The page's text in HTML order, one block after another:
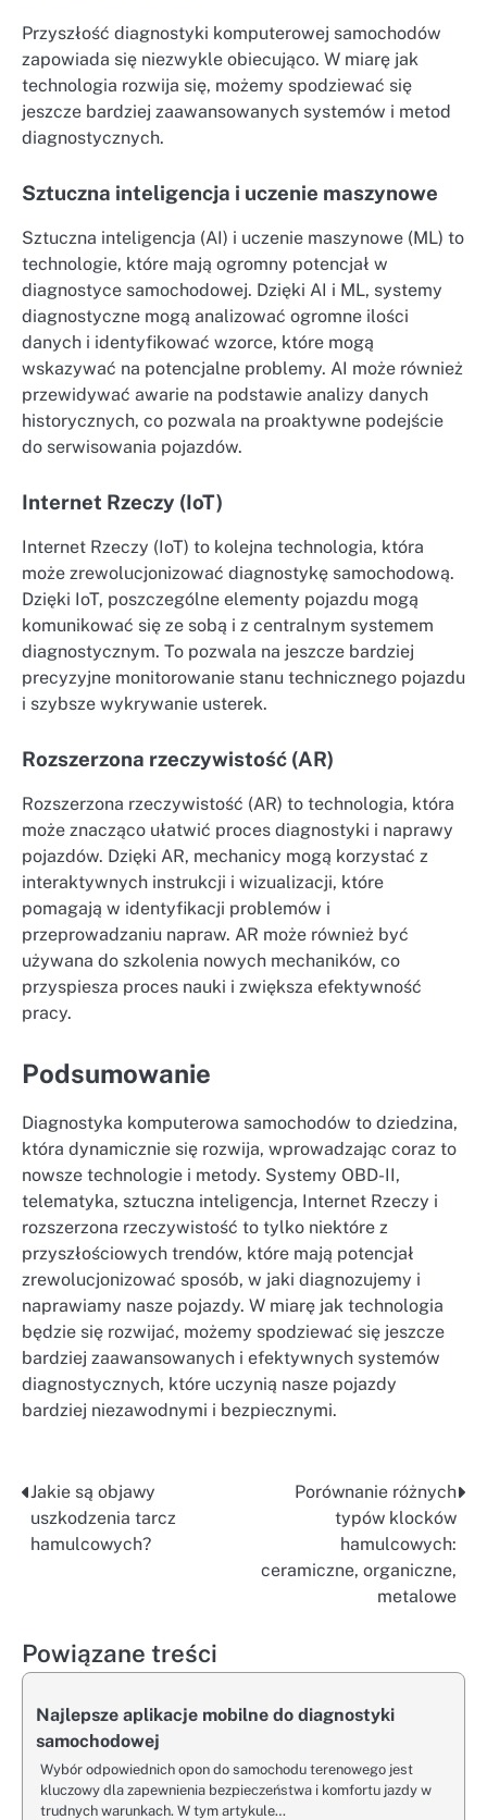
Przyszłość diagnostyki komputerowej samochodów
zapowiada się niezwykle obiecująco. W miarę jak
technologia rozwija się, możemy spodziewać się
jeszcze bardziej zaawansowanych systemów i metod
diagnostycznych.
Sztuczna inteligencja i uczenie maszynowe
Sztuczna inteligencja (AI) i uczenie maszynowe (ML) to
technologie, które mają ogromny potencjał w
diagnostyce samochodowej. Dzięki AI i ML, systemy
diagnostyczne mogą analizować ogromne ilości
danych i identyfikować wzorce, które mogą
wskazywać na potencjalne problemy. AI może również
przewidywać awarie na podstawie analizy danych
historycznych, co pozwala na proaktywne podejście
do serwisowania pojazdów.
Internet Rzeczy (IoT)
Internet Rzeczy (IoT) to kolejna technologia, która
może zrewolucjonizować diagnostykę samochodową.
Dzięki IoT, poszczególne elementy pojazdu mogą
komunikować się ze sobą i z centralnym systemem
diagnostycznym. To pozwala na jeszcze bardziej
precyzyjne monitorowanie stanu technicznego pojazdu
i szybsze wykrywanie usterek.
Rozszerzona rzeczywistość (AR)
Rozszerzona rzeczywistość (AR) to technologia, która
może znacząco ułatwić proces diagnostyki i naprawy
pojazdów. Dzięki AR, mechanicy mogą korzystać z
interaktywnych instrukcji i wizualizacji, które
pomagają w identyfikacji problemów i
przeprowadzaniu napraw. AR może również być
używana do szkolenia nowych mechaników, co
przyspiesza proces nauki i zwiększa efektywność
pracy.
Podsumowanie
Diagnostyka komputerowa samochodów to dziedzina,
która dynamicznie się rozwija, wprowadzając coraz to
nowsze technologie i metody. Systemy OBD-II,
telematyka, sztuczna inteligencja, Internet Rzeczy i
rozszerzona rzeczywistość to tylko niektóre z
przyszłościowych trendów, które mają potencjał
zrewolucjonizować sposób, w jaki diagnozujemy i
naprawiamy nasze pojazdy. W miarę jak technologia
będzie się rozwijać, możemy spodziewać się jeszcze
bardziej zaawansowanych i efektywnych systemów
diagnostycznych, które uczynią nasze pojazdy
bardziej niezawodnymi i bezpiecznymi.
Nawigacja
wpisu
Jakie są objawy
uszkodzenia tarcz
hamulcowych?
Porównanie różnych
typów klocków
hamulcowych:
ceramiczne, organiczne,
metalowe
Powiązane treści
Najlepsze aplikacje mobilne do diagnostyki
samochodowej
Wybór odpowiednich opon do samochodu terenowego jest
kluczowy dla zapewnienia bezpieczeństwa i komfortu jazdy w
trudnych warunkach. W tym artykule…